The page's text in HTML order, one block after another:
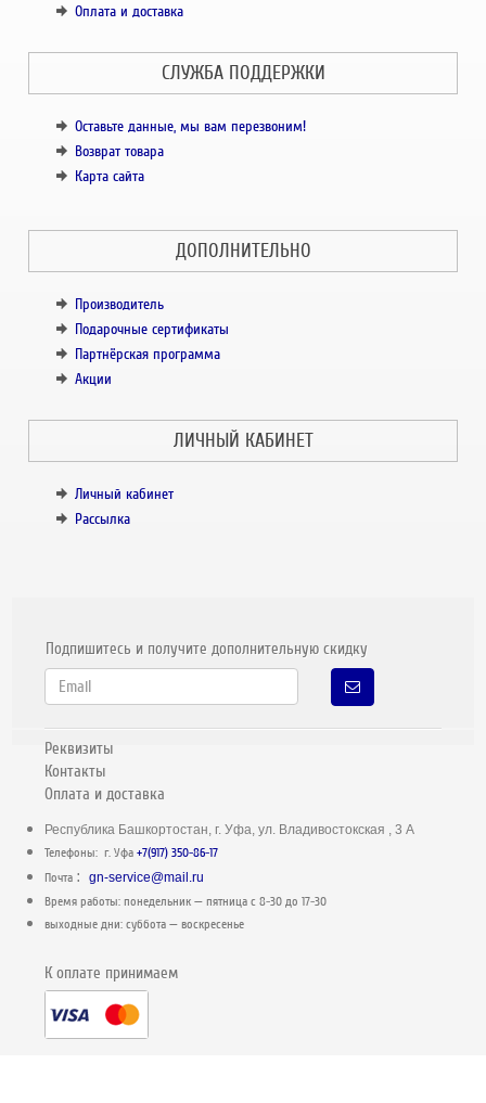
Оплата и доставка
СЛУЖБА ПОДДЕРЖКИ
Оставьте данные, мы вам перезвоним!
Возврат товара
Карта сайта
ДОПОЛНИТЕЛЬНО
Производитель
Подарочные сертификаты
Партнёрская программа
Акции
ЛИЧНЫЙ КАБИНЕТ
Личный кабинет
Рассылка
Подпишитесь и получите дополнительную скидку
Реквизиты
Контакты
Оплата и доставка
Республика Башкортостан, г. Уфа, ул. Владивостокская , 3 А
Телефоны: г. Уфа+7(917) 350-86-17
Почта :gn-service@mail.ru
Время работы: понедельник — пятница c 8-30 до 17-30
выходные дни: суббота — воскресенье
К оплате принимаем